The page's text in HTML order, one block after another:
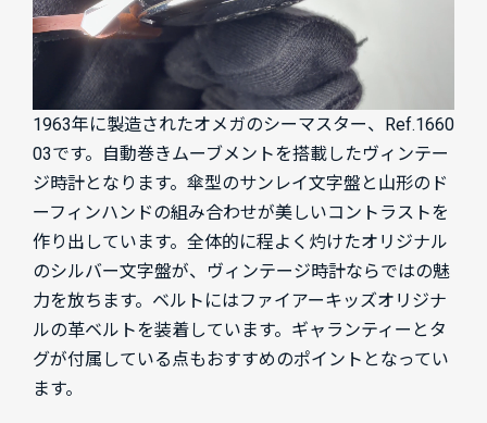
1963年に製造されたオメガのシーマスター、Ref.1660
03です。自動巻きムーブメントを搭載したヴィンテー
ジ時計となります。傘型のサンレイ文字盤と山形のド
ーフィンハンドの組み合わせが美しいコントラストを
作り出しています。全体的に程よく灼けたオリジナル
のシルバー文字盤が、ヴィンテージ時計ならではの魅
力を放ちます。ベルトにはファイアーキッズオリジナ
ルの革ベルトを装着しています。ギャランティーとタ
グが付属している点もおすすめのポイントとなってい
ます。